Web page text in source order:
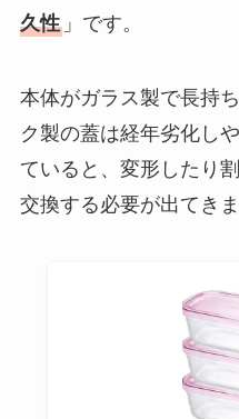
久性」です。
本体がガラス製で長持
ク製の蓋は経年劣化し
ていると、変形したり
交換する必要が出てきま